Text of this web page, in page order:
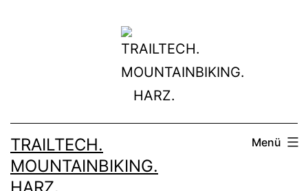
TRAILTECH.
MOUNTAINBIKING.
HARZ.
Menü